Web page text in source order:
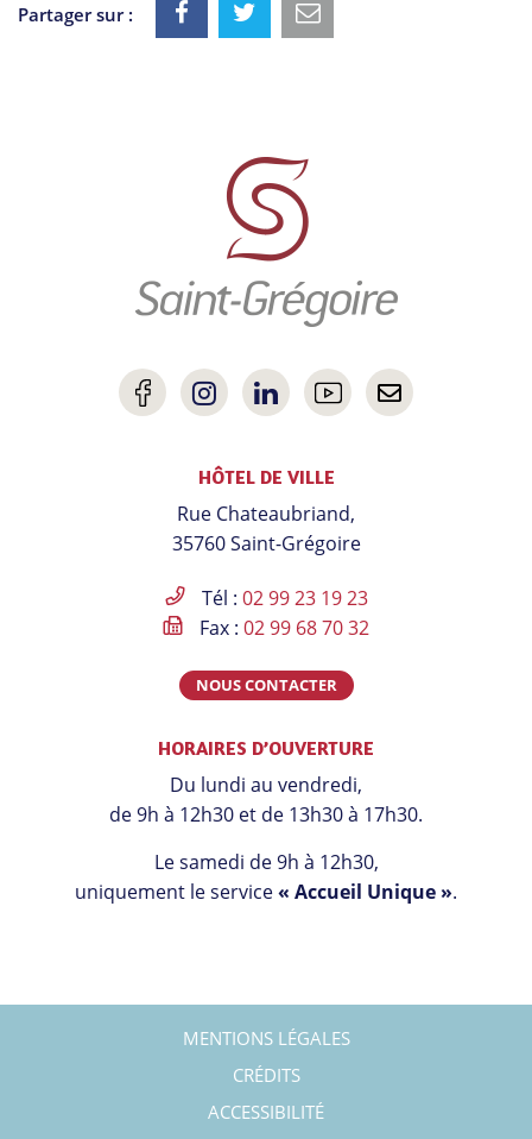
Partager sur :
Informations
Lien
compte
Facebook
Lien
vers
le
compte
Instagram
Lien
compte
Linkedin
Lien
la
chaîne
Youtube
Nous
HÔTEL DE VILLE
Rue Chateaubriand,
35760 Saint-Grégoire
Tél : 02 99 23 19 23
Fax : 02 99 68 70 32
NOUS CONTACTER
HORAIRES D’OUVERTURE
Du lundi au vendredi,
de 9h à 12h30 et de 13h30 à 17h30.
Le samedi de 9h à 12h30,
uniquement le service« Accueil Unique ».
MENTIONS LÉGALES
CRÉDITS
ACCESSIBILITÉ